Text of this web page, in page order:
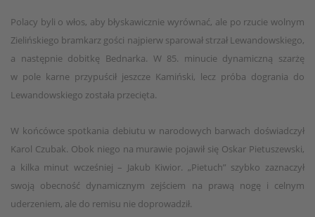
Polacy byli o włos, aby błyskawicznie wyrównać, ale po rzucie wolnym
Zielińskiego bramkarz gości najpierw sparował strzał Lewandowskiego,
a następnie dobitkę Bednarka. W 85. minucie dynamiczną szarżę
w pole karne przypuścił jeszcze Kamiński, lecz próba dogrania do
Lewandowskiego została przecięta.
W końcówce spotkania debiutu w narodowych barwach doświadczył
Karol Czubak. Obok niego na murawie pojawił się Oskar Pietuszewski,
a kilka minut wcześniej – Jakub Kiwior. „Pietuch” szybko zaznaczył
swoją obecność dynamicznym zejściem na prawą nogę i celnym
uderzeniem, ale do remisu nie doprowadził.